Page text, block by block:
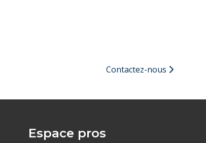
Contactez-nous
Espace pros